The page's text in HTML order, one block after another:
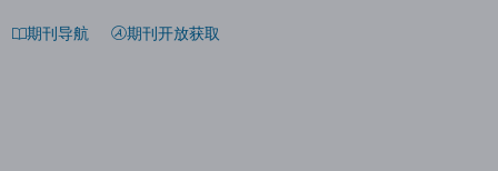
期刊导航 期刊开放获取